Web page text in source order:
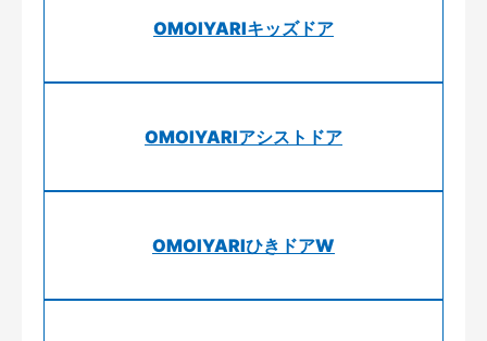
OMOIYARIキッズドア
OMOIYARIアシストドア
OMOIYARIひきドアW